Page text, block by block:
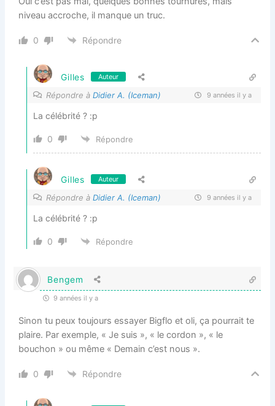
niveau accroche, il manque un truc.
0 Répondre
Gilles Auteur
Répondre àDidier A. (Iceman) 9 années il y a
La célébrité ? :p
0 Répondre
Gilles Auteur
Répondre àDidier A. (Iceman) 9 années il y a
La célébrité ? :p
0 Répondre
Bengem
9 années il y a
Sinon tu peux toujours essayer Bigflo et oli, ça pourrait te
plaire. Par exemple, « Je suis », « le cordon », « le
bouchon » ou même « Demain c’est nous ».
0 Répondre